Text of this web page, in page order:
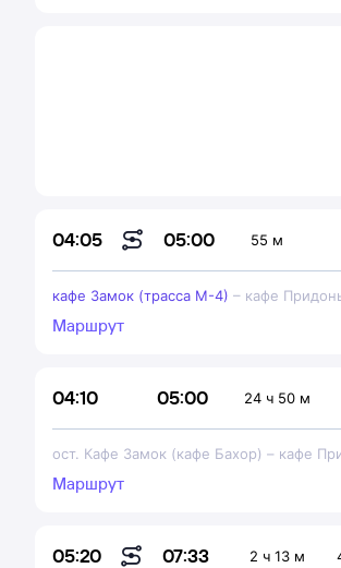
04:05 05:00 55 м
кафе Замок (трасса М-4) – кафе
Маршрут
04:10 05:00 24 ч 50 м
ост. Кафе Замок (кафе Бахор) – кафе
Маршрут
05:20 07:33 2 ч 13 м